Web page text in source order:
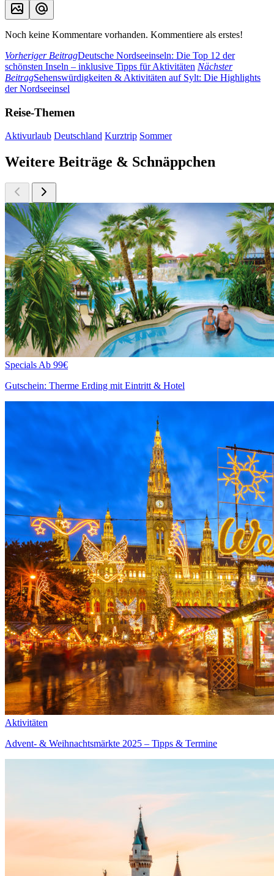
Noch keine Kommentare vorhanden. Kommentiere als erstes!
Vorheriger BeitragDeutsche Nordseeinseln: Die Top 12 der
schönsten Inseln – inklusive Tipps für Aktivitäten Nächster
BeitragSehenswürdigkeiten & Aktivitäten auf Sylt: Die Highlights
der Nordseeinsel
Reise-Themen
Aktivurlaub Deutschland Kurztrip Sommer
Weitere Beiträge & Schnäppchen
Specials Ab 99€
Gutschein: Therme Erding mit Eintritt & Hotel
Aktivitäten
Advent- & Weihnachtsmärkte 2025 – Tipps & Termine